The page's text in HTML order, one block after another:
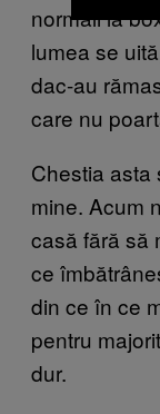
normali la
lumea se
dac-au
care nu
Chestia asta
mine. Acum
casă fără să
ce
din ce în ce
pentru
dur.